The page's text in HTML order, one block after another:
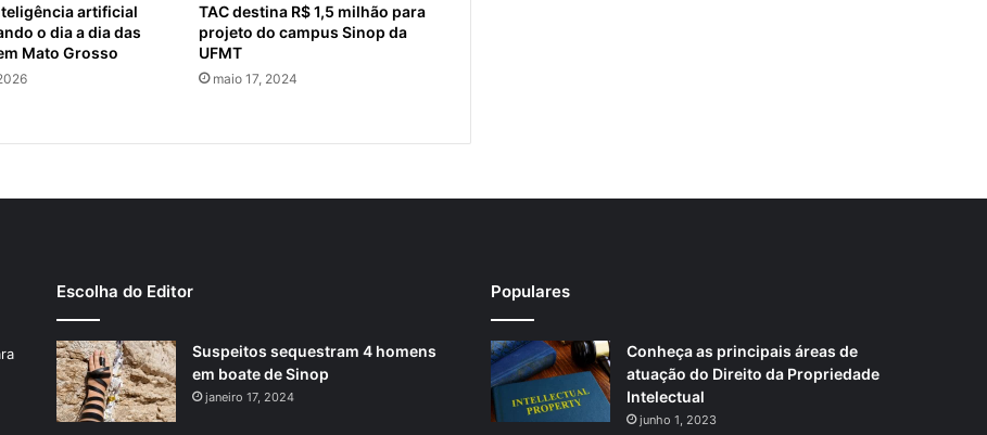
artificial
o dia a dia das
Mato Grosso
TAC destina R$ 1,5 milhão para
projeto do campus Sinop da
UFMT
maio 17, 2024
Escolha do Editor
Suspeitos sequestram 4 homens
em boate de Sinop
janeiro 17, 2024
Populares
Conheça as principais áreas de
atuação do Direito da Propriedade
Intelectual
junho 1, 2023